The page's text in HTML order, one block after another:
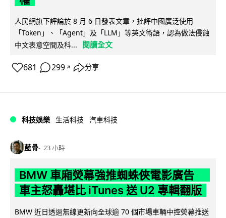
人民網旗下評論於 8 月 6 日發表文章，批評中國廣泛使用
「Token」、「Agent」及「LLM」等英文術語，認為做法侵蝕
中文表意空間及科...
閱讀全文
681 299 ↗ 分享
科技娛樂 生活科技 汽車科技
藍骨 23 小時
BMW 車廂熒幕強推蜘蛛俠電影廣告
車主怒轟堪比 iTunes 送 U2 專輯翻版
BMW 近日透過無線更新向全球逾 70 個市場車輛中控熒幕推送